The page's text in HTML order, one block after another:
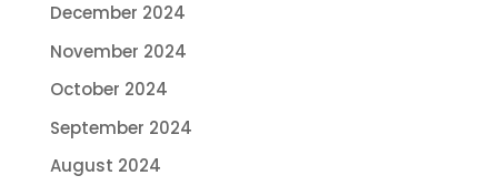
December 2024
November 2024
October 2024
September 2024
August 2024